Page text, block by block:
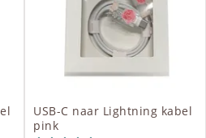
USB-C naar Lightning kabel
pink